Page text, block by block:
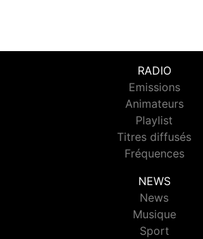
RADIO
Emissions
Animateurs
Playlist
Titres diffusés
Fréquences
NEWS
News
Musique
Sport